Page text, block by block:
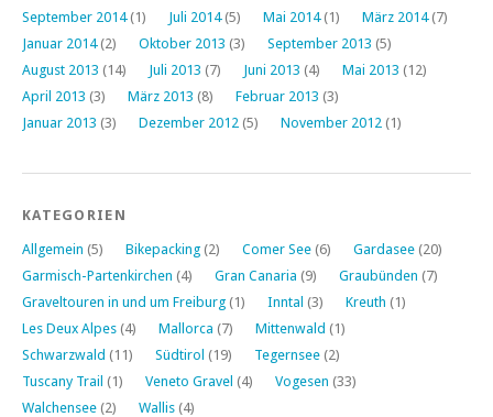
September 2014(1) Juli 2014(5) Mai 2014(1) März 2014(7)
Januar 2014(2) Oktober 2013 (3) September 2013 (5)
August 2013 (14) Juli 2013 (7) Juni 2013 (4) Mai 2013 (12)
April 2013 (3) März 2013 (8) Februar 2013 (3)
Januar 2013 (3) Dezember 2012 (5) November 2012 (1)
KATEGORIEN
Allgemein (5) Bikepacking (2) Comer See (6) Gardasee (20)
Garmisch-Partenkirchen (4) Gran Canaria (9) Graubünden (7)
Graveltouren in und um Freiburg (1) Inntal (3) Kreuth (1)
Les Deux Alpes (4) Mallorca (7) Mittenwald (1)
Schwarzwald (11) Südtirol (19) Tegernsee (2)
Tuscany Trail (1) Veneto Gravel (4) Vogesen (33)
Walchensee (2) Wallis (4)